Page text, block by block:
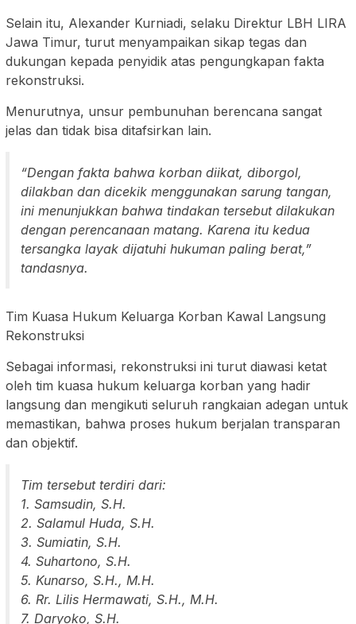
Selain itu, Alexander Kurniadi, selaku Direktur LBH LIRA
Jawa Timur, turut menyampaikan sikap tegas dan
dukungan kepada penyidik atas pengungkapan fakta
rekonstruksi.
Menurutnya, unsur pembunuhan berencana sangat
jelas dan tidak bisa ditafsirkan lain.
“Dengan fakta bahwa korban diikat, diborgol,
dilakban dan dicekik menggunakan sarung tangan,
ini menunjukkan bahwa tindakan tersebut dilakukan
dengan perencanaan matang. Karena itu kedua
tersangka layak dijatuhi hukuman paling berat,”
tandasnya.
Tim Kuasa Hukum Keluarga Korban Kawal Langsung
Rekonstruksi
Sebagai informasi, rekonstruksi ini turut diawasi ketat
oleh tim kuasa hukum keluarga korban yang hadir
langsung dan mengikuti seluruh rangkaian adegan untuk
memastikan, bahwa proses hukum berjalan transparan
dan objektif.
Tim tersebut terdiri dari:
1. Samsudin, S.H.
2. Salamul Huda, S.H.
3. Sumiatin, S.H.
4. Suhartono, S.H.
5. Kunarso, S.H., M.H.
6. Rr. Lilis Hermawati, S.H., M.H.
7. Daryoko, S.H.